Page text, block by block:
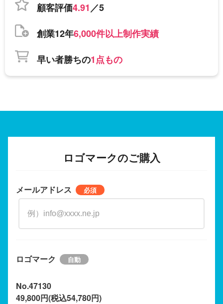
顧客評価4.91／5
創業12年6,000件以上制作実績
早い者勝ちの1点もの
ロゴマークのご購入
メールアドレス
ロゴマーク
No.47130
49,800円(税込54,780円)